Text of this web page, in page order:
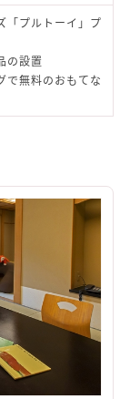
「プルトーイ」プ
の設置
で無料のおもてな